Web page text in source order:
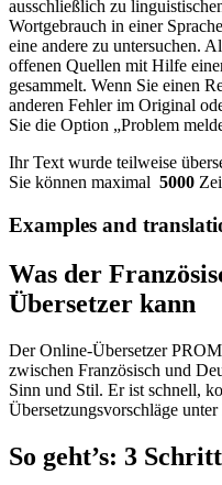
ausschließlich zu
Wortgebrauch in einer
eine andere zu untersuchen.
offenen Quellen mit Hilfe
gesammelt. Wenn Sie einen
anderen Fehler im Original
Sie die Option „Problem
Ihr Text wurde teilweise
Sie können maximal 5000
Examples and
Was der
Übersetzer kann
Der Online-Übersetzer
zwischen Französisch und
Sinn und Stil. Er ist schnell,
Übersetzungsvorschläge
So geht’s: 3